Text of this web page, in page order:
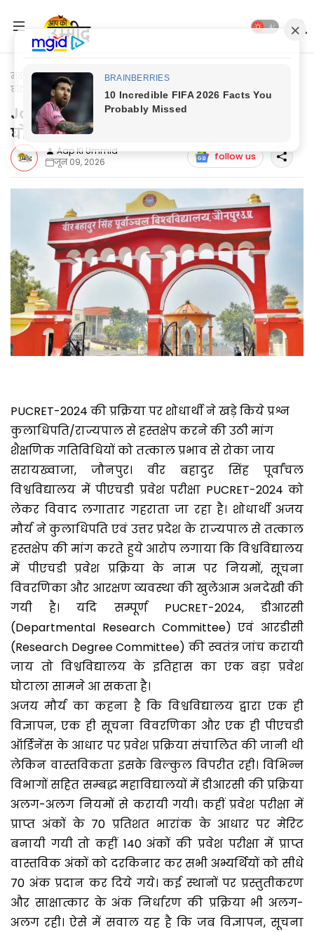
मुख्यपृष्ठ Jaunpur News
Jaunpur News: पूविवि में पीएचडी प्रवेश
घोटाले पर उठे सवाल
Jaunpur News: पूविवि में पीएचडी प्रवेश
घोटाले पर उठे सवाल
Aap Ki Ummid
जून 09, 2026
follow us
PUCRET-2024 की प्रक्रिया पर शोधार्थी ने खड़े किये प्रश्न
कुलाधिपति/राज्यपाल से हस्तक्षेप करने की उठी मांग
शैक्षणिक गतिविधियों को तत्काल प्रभाव से रोका जाय
सरायख्वाजा, जौनपुर। वीर बहादुर सिंह पूर्वांचल
विश्वविद्यालय में पीएचडी प्रवेश परीक्षा PUCRET-2024 को
लेकर विवाद लगातार गहराता जा रहा है। शोधार्थी अजय
मौर्य ने कुलाधिपति एवं उत्तर प्रदेश के राज्यपाल से तत्काल
हस्तक्षेप की मांग करते हुये आरोप लगाया कि विश्वविद्यालय
में पीएचडी प्रवेश प्रक्रिया के नाम पर नियमों, सूचना
विवरणिका और आरक्षण व्यवस्था की खुलेआम अनदेखी की
गयी है। यदि सम्पूर्ण PUCRET-2024, डीआरसी
(Departmental Research Committee) एवं आरडीसी
(Research Degree Committee) की स्वतंत्र जांच करायी
जाय तो विश्वविद्यालय के इतिहास का एक बड़ा प्रवेश
घोटाला सामने आ सकता है।
अजय मौर्य का कहना है कि विश्वविद्यालय द्वारा एक ही
विज्ञापन, एक ही सूचना विवरणिका और एक ही पीएचडी
ऑर्डिनेंस के आधार पर प्रवेश प्रक्रिया संचालित की जानी थी
लेकिन वास्तविकता इसके बिल्कुल विपरीत रही। विभिन्न
विभागों सहित सम्बद्ध महाविद्यालयों में डीआरसी की प्रक्रिया
अलग-अलग नियमों से करायी गयी। कहीं प्रवेश परीक्षा में
प्राप्त अंकों के 70 प्रतिशत भारांक के आधार पर मेरिट
बनायी गयी तो कहीं 140 अंकों की प्रवेश परीक्षा में प्राप्त
वास्तविक अंकों को दरकिनार कर सभी अभ्यर्थियों को सीधे
70 अंक प्रदान कर दिये गये। कई स्थानों पर प्रस्तुतीकरण
और साक्षात्कार के अंक निर्धारण की प्रक्रिया भी अलग-
अलग रही। ऐसे में सवाल यह है कि जब विज्ञापन, सूचना